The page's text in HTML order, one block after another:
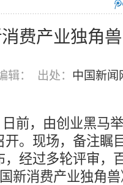
费产业独角
辑： 出处： 中国新闻
，由创业黑马举
。现场，备注瞩
，经过多轮评审，
新消费产业独角